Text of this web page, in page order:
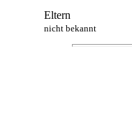
Eltern
nicht bekannt